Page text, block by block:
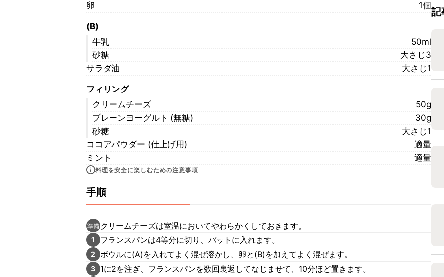
卵
1個
(B)
牛乳
50ml
砂糖
大さじ3
サラダ油
大さじ1
フィリング
クリームチーズ
50g
プレーンヨーグルト (無糖)
30g
砂糖
大さじ1
ココアパウダー (仕上げ用)
適量
ミント
適量
料理を安全に楽しむための注意事項
手順
準備 クリームチーズは室温においてやわらかくしておきます。
1 フランスパンは4等分に切り、バットに入れます。
2 ボウルに(A)を入れてよく混ぜ溶かし、卵と(B)を加えてよく混ぜます。
3 1に2を注ぎ、フランスパンを数回裏返してなじませて、10分ほど置きます。
記